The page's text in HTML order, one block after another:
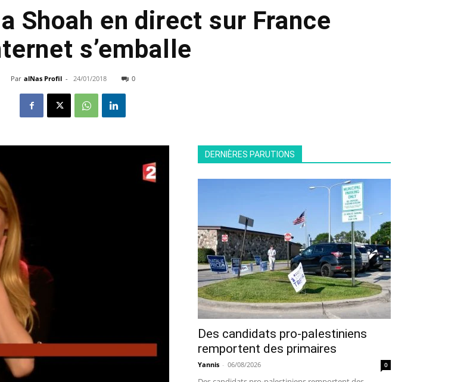
Shoah en direct sur France
s’emballe
Par alNas Profil - 24/01/2018 0
DERNIÈRES PARUTIONS
Des candidats pro-palestiniens
remportent des primaires
Yannis - 06/08/2026 0